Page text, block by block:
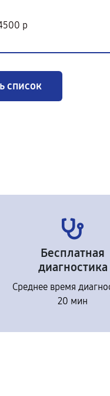
р
список
Бесплатная
диагностика
Среднее время
20 мин